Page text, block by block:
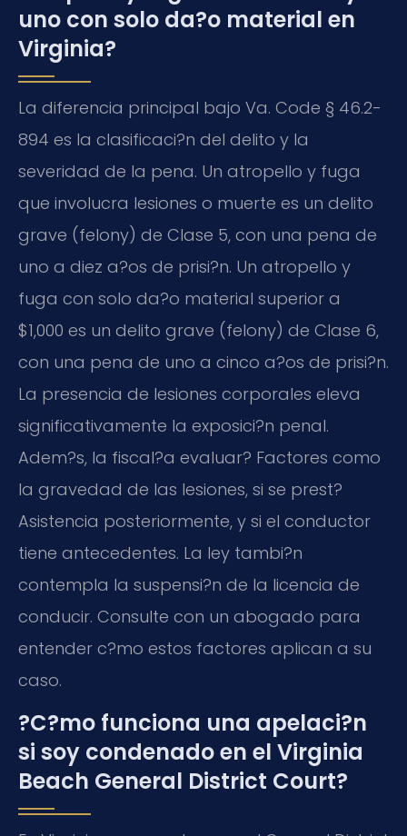
uno con solo da?o material en
Virginia?
La diferencia principal bajo Va. Code § 46.2-
894 es la clasificaci?n del delito y la
severidad de la pena. Un atropello y fuga
que involucra lesiones o muerte es un delito
grave (felony) de Clase 5, con una pena de
uno a diez a?os de prisi?n. Un atropello y
fuga con solo da?o material superior a
$1,000 es un delito grave (felony) de Clase 6,
con una pena de uno a cinco a?os de prisi?n.
La presencia de lesiones corporales eleva
significativamente la exposici?n penal.
Adem?s, la fiscal?a evaluar? Factores como
la gravedad de las lesiones, si se prest?
Asistencia posteriormente, y si el conductor
tiene antecedentes. La ley tambi?n
contempla la suspensi?n de la licencia de
conducir. Consulte con un abogado para
entender c?mo estos factores aplican a su
caso.
?C?mo funciona una apelaci?n
si soy condenado en el Virginia
Beach General District Court?